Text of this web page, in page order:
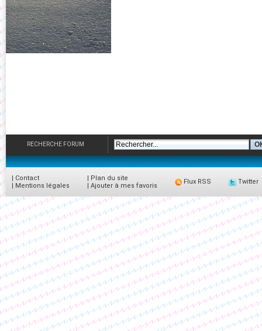
RECHERCHE FORUM
| Contact
| Mentions légales
| Plan du site
| Ajouter à mes favoris
Flux RSS Twitter